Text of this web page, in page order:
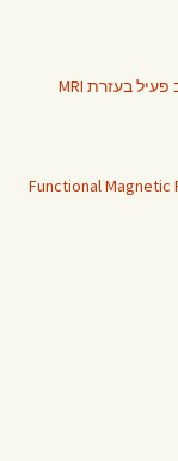
גדוליניום ב-MRI- מה לעשות כאשר יש צורך במעקב פעיל בעזרת MRI